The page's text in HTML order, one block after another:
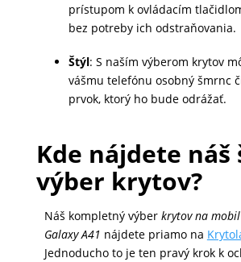
SPOTREBIČE
KANCELÁRIA
prístupom k ovládacím
bez potreby ich odstraňovania.
Štýl: S naším výberom krytov
vášmu telefónu osobný šmrnc
prvok, ktorý ho bude odrážať.
Kde nájdete
výber krytov?
Náš kompletný výber krytov na mobil
Galaxy A41 nájdete priamo na
Jednoducho to je ten pravý krok k